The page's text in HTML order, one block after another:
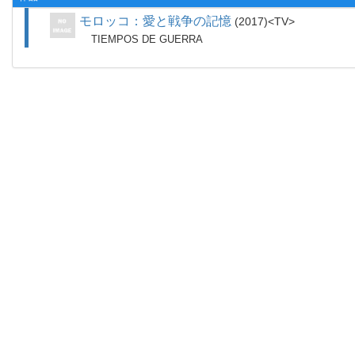
モロッコ：愛と戦争の記憶 2017 TV
TIEMPOS DE GUERRA